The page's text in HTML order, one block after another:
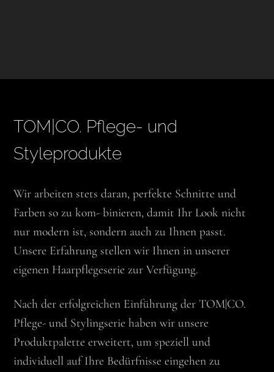
TOM|CO. Pflege- und
Styleprodukte
Wir arbeiten stets daran, perfekte Schnitte und
Farben so zu kom- binieren, damit Ihr Look nicht
nur modern ist, sondern auch zu Ihnen passt.
Unsere Erfahrung stellen wir Ihnen in unserer
eigenen Haarpflegeserie zur Verfügung.
Nach der erfolgreichen Einführung der TOM|CO.
Pflege- und Stylingserie haben wir unsere
Produktpalette erweitert, um speziell und
individuell auf Ihre Bedürfnisse eingehen zu